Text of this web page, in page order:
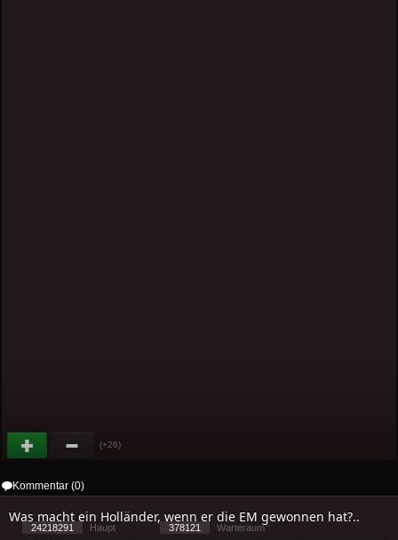
(+26)
Kommentar (0)
Was macht ein Holländer, wenn er die EM gewonnen hat?..
24218291 Haupt 378121
Warteraum